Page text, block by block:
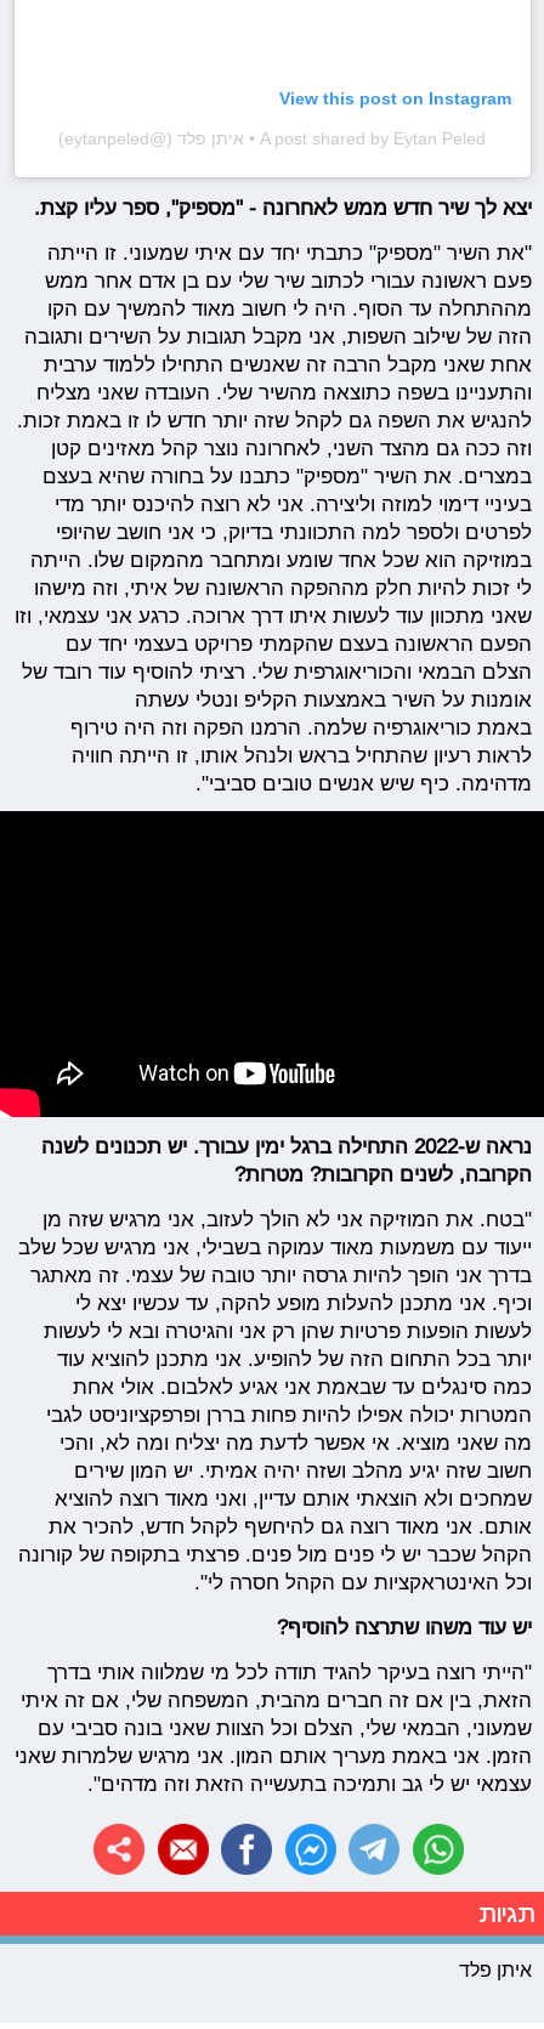
View this post on Instagram
A post shared by Eytan Peled • איתן פלד (@eytanpeled)
יצא לך שיר חדש ממש לאחרונה - "מספיק", ספר עליו קצת.
"את השיר "מספיק" כתבתי יחד עם איתי שמעוני. זו הייתה
פעם ראשונה עבורי לכתוב שיר שלי עם בן אדם אחר ממש
מההתחלה עד הסוף. היה לי חשוב מאוד להמשיך עם הקו
הזה של שילוב השפות, אני מקבל תגובות על השירים ותגובה
אחת שאני מקבל הרבה זה שאנשים התחילו ללמוד ערבית
והתעניינו בשפה כתוצאה מהשיר שלי. העובדה שאני מצליח
להנגיש את השפה גם לקהל שזה יותר חדש לו זו באמת זכות.
וזה ככה גם מהצד השני, לאחרונה נוצר קהל מאזינים קטן
במצרים. את השיר "מספיק" כתבנו על בחורה שהיא בעצם
בעיניי דימוי למוזה וליצירה. אני לא רוצה להיכנס יותר מדי
לפרטים ולספר למה התכוונתי בדיוק, כי אני חושב שהיופי
במוזיקה הוא שכל אחד שומע ומתחבר מהמקום שלו. הייתה
לי זכות להיות חלק מההפקה הראשונה של איתי, וזה מישהו
שאני מתכוון עוד לעשות איתו דרך ארוכה. כרגע אני עצמאי, וזו
הפעם הראשונה בעצם שהקמתי פרויקט בעצמי יחד עם
הצלם הבמאי והכוריאוגרפית שלי. רציתי להוסיף עוד רובד של
אומנות על השיר באמצעות הקליפ ונטלי עשתה
באמת כוריאוגרפיה שלמה. הרמנו הפקה וזה היה טירוף
לראות רעיון שהתחיל בראש ולנהל אותו, זו הייתה חוויה
מדהימה. כיף שיש אנשים טובים סביבי".
נראה ש-2022 התחילה ברגל ימין עבורך. יש תכנונים לשנה
הקרובה, לשנים הקרובות? מטרות?
"בטח. את המוזיקה אני לא הולך לעזוב, אני מרגיש שזה מן
ייעוד עם משמעות מאוד עמוקה בשבילי, אני מרגיש שכל שלב
בדרך אני הופך להיות גרסה יותר טובה של עצמי. זה מאתגר
וכיף. אני מתכנן להעלות מופע להקה, עד עכשיו יצא לי
לעשות הופעות פרטיות שהן רק אני והגיטרה ובא לי לעשות
יותר בכל התחום הזה של להופיע. אני מתכנן להוציא עוד
כמה סינגלים עד שבאמת אני אגיע לאלבום. אולי אחת
המטרות יכולה אפילו להיות פחות בררן ופרפקציוניסט לגבי
מה שאני מוציא. אי אפשר לדעת מה יצליח ומה לא, והכי
חשוב שזה יגיע מהלב ושזה יהיה אמיתי. יש המון שירים
שמחכים ולא הוצאתי אותם עדיין, ואני מאוד רוצה להוציא
אותם. אני מאוד רוצה גם להיחשף לקהל חדש, להכיר את
הקהל שכבר יש לי פנים מול פנים. פרצתי בתקופה של קורונה
וכל האינטראקציות עם הקהל חסרה לי".
יש עוד משהו שתרצה להוסיף?
"הייתי רוצה בעיקר להגיד תודה לכל מי שמלווה אותי בדרך
הזאת, בין אם זה חברים מהבית, המשפחה שלי, אם זה איתי
שמעוני, הבמאי שלי, הצלם וכל הצוות שאני בונה סביבי עם
הזמן. אני באמת מעריך אותם המון. אני מרגיש שלמרות שאני
עצמאי יש לי גב ותמיכה בתעשייה הזאת וזה מדהים".
תגיות
איתן פלד